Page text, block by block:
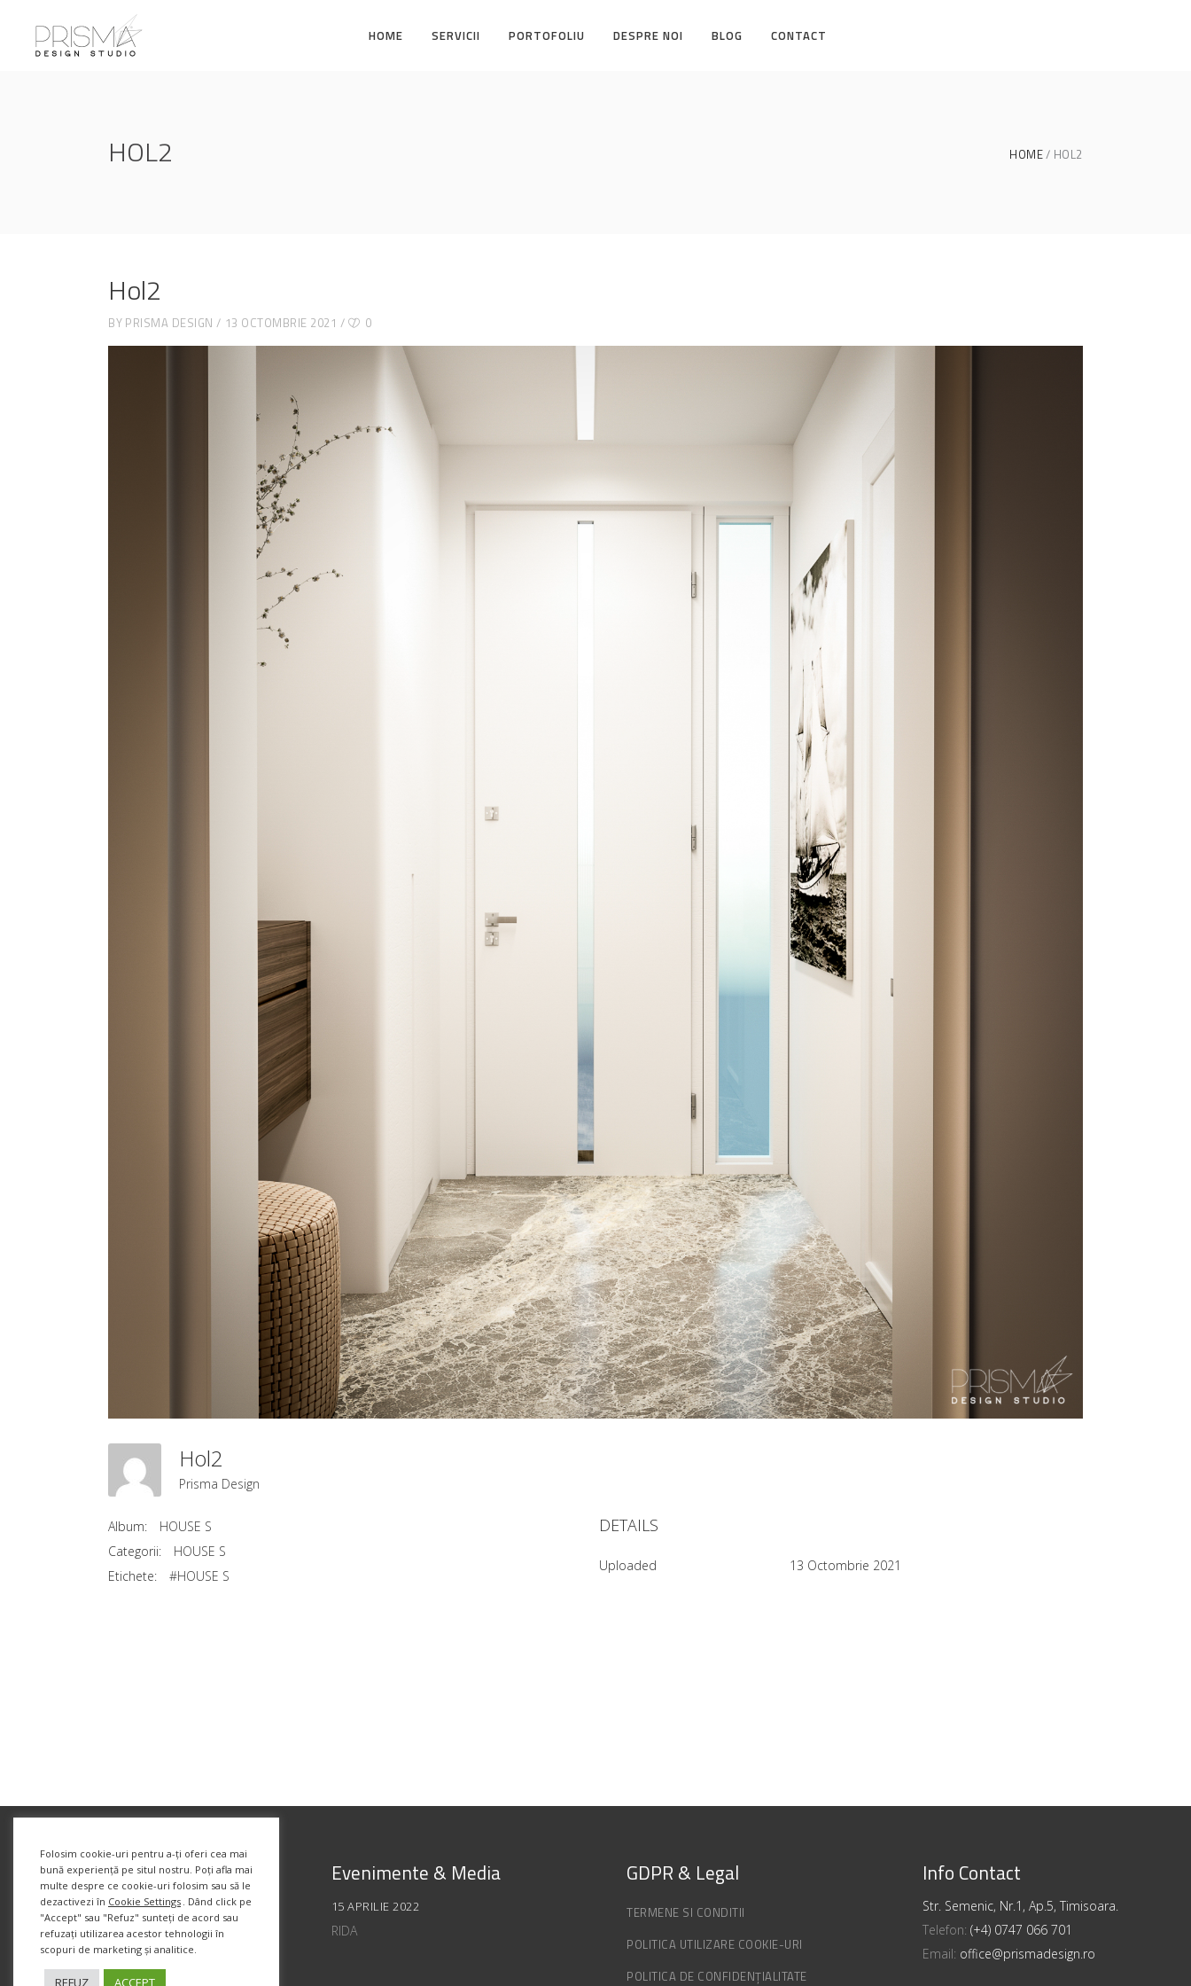
HOME SERVICII PORTOFOLIU DESPRE NOI BLOG CONTACT
HOL2 HOME HOL2
Hol2
BY PRISMA DESIGN 13 OCTOMBRIE 2021 0
Hol2
Prisma Design
Album:
HOUSE S
Categorii:
HOUSE S
Etichete:
#HOUSE S
DETAILS
Uploaded 13 Octombrie 2021
Evenimente & Media
15 APRILIE 2022
RIDA
GDPR & Legal
TERMENE SI CONDITII
POLITICA UTILIZARE COOKIE-URI
POLITICA DE CONFIDENȚIALITATE
Info Contact
Str. Semenic, Nr.1, Ap.5, Timisoara.
Telefon: (+4) 0747 066 701
Email: office@prismadesign.ro
Folosim cookie-uri pentru a-ți oferi cea mai
bună experiență pe situl nostru. Poți afla mai
multe despre ce cookie-uri folosim sau să le
dezactivezi în Cookie Settings . Dând click pe
"Accept" sau "Refuz" sunteți de acord sau
refuzați utilizarea acestor tehnologii în
scopuri de marketing și analitice.
REFUZ ACCEPT